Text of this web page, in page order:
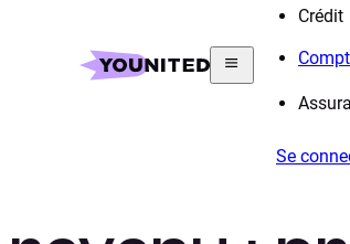
Crédit
Se
Home Assurances